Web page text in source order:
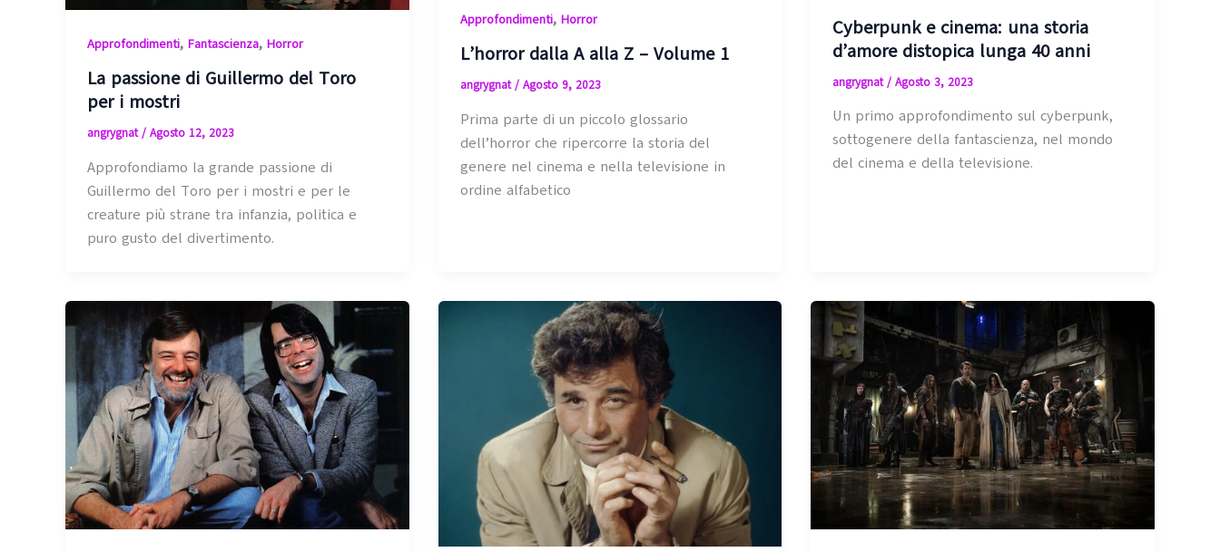
Approfondimenti, Fantascienza, Horror
La passione di Guillermo del Toro
per i mostri
angrygnat/ Agosto 12, 2023
Approfondiamo la grande passione di
Guillermo del Toro per i mostri e per le
creature più strane tra infanzia, politica e
puro gusto del divertimento.
Approfondimenti, Horror
L’horror dalla A alla Z – Volume 1
angrygnat/ Agosto 9, 2023
Prima parte di un piccolo glossario
dell’horror che ripercorre la storia del
genere nel cinema e nella televisione in
ordine alfabetico
Cyberpunk e cinema: una storia
d’amore distopica lunga 40 anni
angrygnat/Agosto 3, 2023
Un primo approfondimento sul cyberpunk,
sottogenere della fantascienza, nel mondo
del cinema e della televisione.